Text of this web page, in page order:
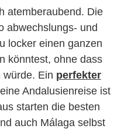
atemberaubend. Die
abwechslungs- und
locker einen ganzen
könntest, ohne dass
würde. Ein perfekter
Andalusienreise ist
starten die besten
auch Málaga selbst